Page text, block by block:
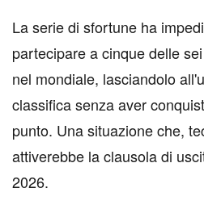
La serie di sfortune ha
partecipare a cinque delle
nel mondiale, lasciandolo
classifica senza aver
punto. Una situazione che,
attiverebbe la clausola di
2026.